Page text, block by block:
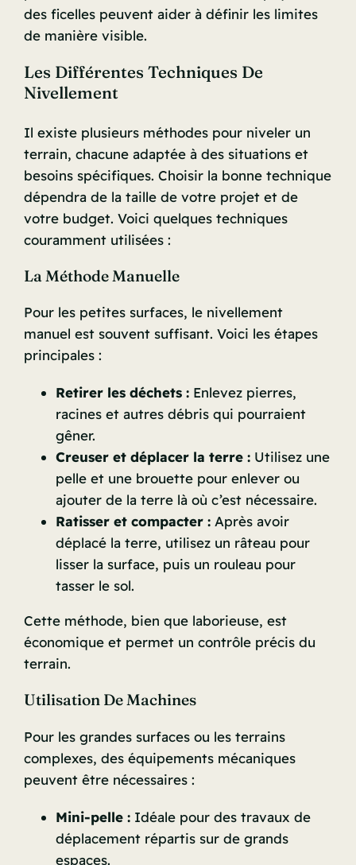
des ficelles peuvent aider à définir les limites
de manière visible.
Les Différentes Techniques De
Nivellement
Il existe plusieurs méthodes pour niveler un
terrain, chacune adaptée à des situations et
besoins spécifiques. Choisir la bonne technique
dépendra de la taille de votre projet et de
votre budget. Voici quelques techniques
couramment utilisées :
La Méthode Manuelle
Pour les petites surfaces, le nivellement
manuel est souvent suffisant. Voici les étapes
principales :
Retirer les déchets :Enlevez pierres,
racines et autres débris qui pourraient
gêner.
Creuser et déplacer la terre :Utilisez une
pelle et une brouette pour enlever ou
ajouter de la terre là où c’est nécessaire.
Ratisser et compacter :Après avoir
déplacé la terre, utilisez un râteau pour
lisser la surface, puis un rouleau pour
tasser le sol.
Cette méthode, bien que laborieuse, est
économique et permet un contrôle précis du
terrain.
Utilisation De Machines
Pour les grandes surfaces ou les terrains
complexes, des équipements mécaniques
peuvent être nécessaires :
Mini-pelle :Idéale pour des travaux de
déplacement répartis sur de grands
espaces.